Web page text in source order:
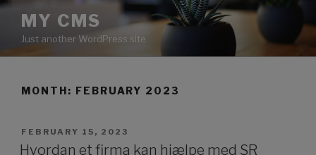
Skip
content
MY CMS
Just another WordPress site
MONTH: FEBRUARY 2023
POSTED
ON
FEBRUARY 15, 2023
Hvordan et firma kan hjælpe med SR